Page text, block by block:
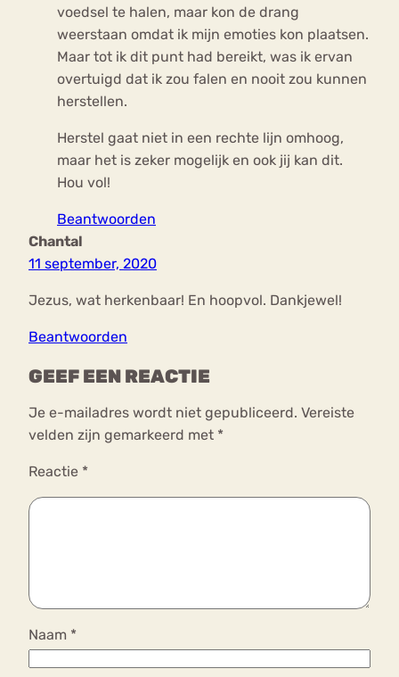
voedsel te halen, maar kon de drang
weerstaan omdat ik mijn emoties kon plaatsen.
Maar tot ik dit punt had bereikt, was ik ervan
overtuigd dat ik zou falen en nooit zou kunnen
herstellen.
Herstel gaat niet in een rechte lijn omhoog,
maar het is zeker mogelijk en ook jij kan dit.
Hou vol!
Beantwoorden
Chantal
11 september, 2020
Jezus, wat herkenbaar! En hoopvol. Dankjewel!
Beantwoorden
GEEF EEN REACTIE
Je e-mailadres wordt niet gepubliceerd. Vereiste
velden zijn gemarkeerd met *
Reactie *
Naam *